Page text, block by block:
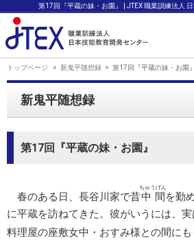
第17回『平蔵の妹・お園』 | JTEX 職業訓練法人
トップページ 新鬼平随想録 第17回『平蔵の妹・お園』
新鬼平随想録
第17回『平蔵の妹・お園』
春のある日、長谷川家で昔中間
ちゅうげん
を勤
に平蔵を訪ねてきた。彼がいうには、
料理屋の座敷女中・おすみ様との間に